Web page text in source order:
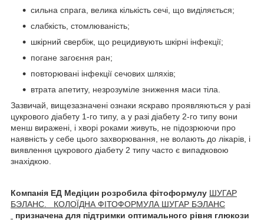
сильна спрага, велика кількість сечі, що виділяється;
слабкість, стомлюваність;
шкірний свербіж, що рецидивують шкірні інфекції;
погане загоєння ран;
повторювані інфекції сечових шляхів;
втрата апетиту, незрозуміле зниження маси тіла.
Зазвичай, вищезазначені ознаки яскраво проявляються у разі
цукрового діабету 1-го типу, а у разі діабету 2-го типу вони
менш виражені, і хворі роками живуть, не підозрюючи про
наявність у себе цього захворювання, не волають до лікарів, і
виявлення цукрового діабету 2 типу часто є випадковою
знахідкою.
Компанія ЕД Медіцин розробила фітоформулу ШУГАР
БЭЛАНС.
КОЛОЇДНА ФІТОФОРМУЛА ШУГАР БЭЛАНС
призначена для підтримки оптимального рівня глюкози